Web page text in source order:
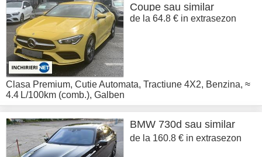
Coupe sau similar
de la 64.8 € in extrasezon
Clasa Premium, Cutie Automata, Tractiune 4X2, Benzina, ≈
4.4 L/100km (comb.), Galben
BMW 730d sau similar
de la 160.8 € in extrasezon